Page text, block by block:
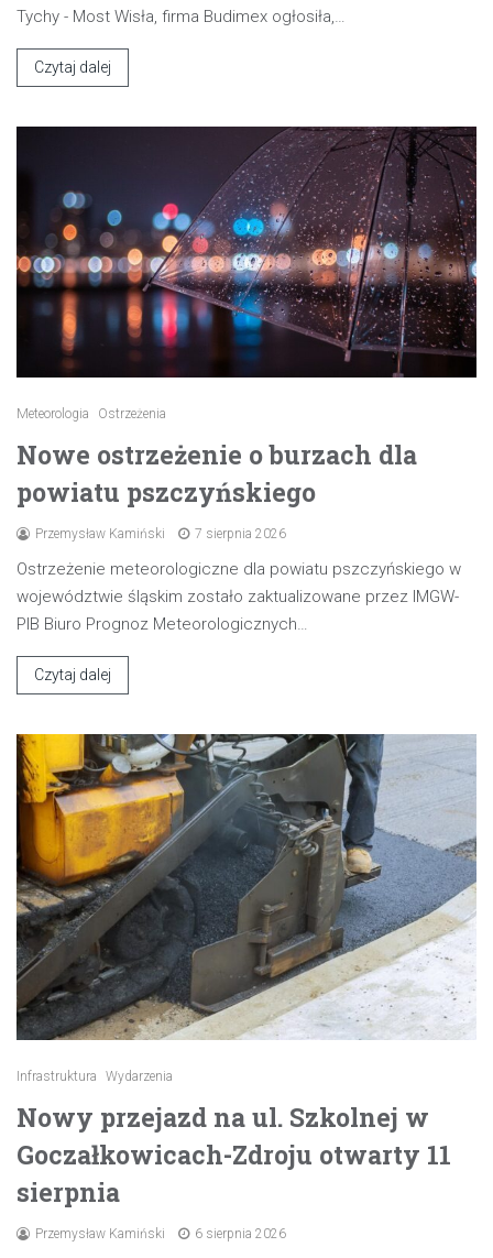
Tychy - Most Wisła, firma Budimex ogłosiła,…
Czytaj dalej
Meteorologia Ostrzeżenia
Nowe ostrzeżenie o burzach dla
powiatu pszczyńskiego
Przemysław Kamiński 7 sierpnia 2026
Ostrzeżenie meteorologiczne dla powiatu pszczyńskiego w
województwie śląskim zostało zaktualizowane przez IMGW-
PIB Biuro Prognoz Meteorologicznych…
Czytaj dalej
Infrastruktura Wydarzenia
Nowy przejazd na ul. Szkolnej w
Goczałkowicach-Zdroju otwarty 11
sierpnia
Przemysław Kamiński 6 sierpnia 2026